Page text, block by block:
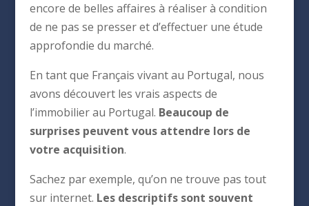
encore de belles affaires à réaliser à condition
de ne pas se presser et d’effectuer une étude
approfondie du marché.
En tant que Français vivant au Portugal, nous
avons découvert les vrais aspects de
l’immobilier au Portugal. Beaucoup de
surprises peuvent vous attendre lors de
votre acquisition.
Sachez par exemple, qu’on ne trouve pas tout
sur internet. Les descriptifs sont souvent